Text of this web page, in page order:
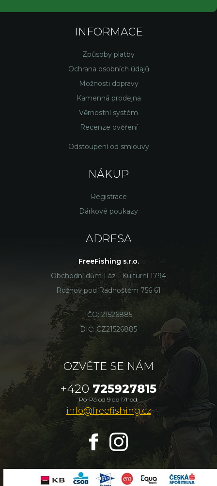
INFORMACE
Způsoby platby
Ochrana osobních údajů
Možnosti dopravy
Kamenná prodejna
Věrnostní systém
Recenze ověření
Odstoupení od smlouvy
NÁKUP
Registrace
Dárkové poukazy
ADRESA
FreeFishing s.r.o.
Obchodní dům Láz - Kulturní 1794
Rožnov pod Radhoštěm 756 61
IČO: 21526885
DIČ: CZ21526885
OZVĚTE SE NÁM
+420 725927815
Po-Pá od 9 do 17hod.
info@freefishing.cz